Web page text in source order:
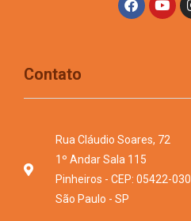
Contato
Rua Cláudio Soares, 72
1º Andar Sala 115
Pinheiros - CEP: 05422-030
São Paulo - SP